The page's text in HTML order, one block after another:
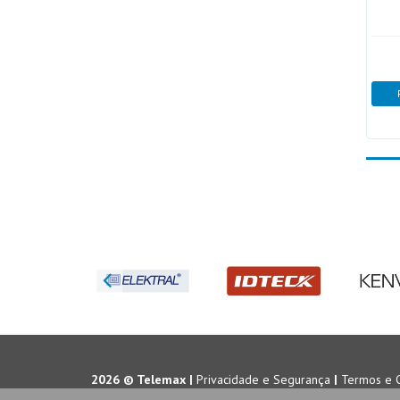
2026 © Telemax | Privacidade e Segurança | Termos e